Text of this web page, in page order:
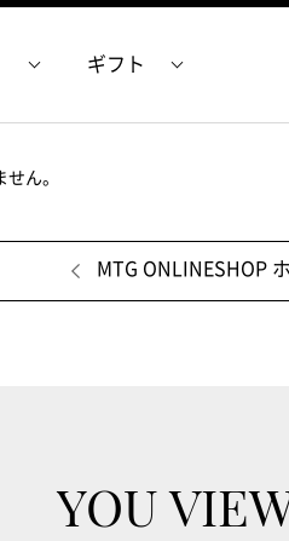
ギフト
ん。
MTG ONLINESHOP
YOU